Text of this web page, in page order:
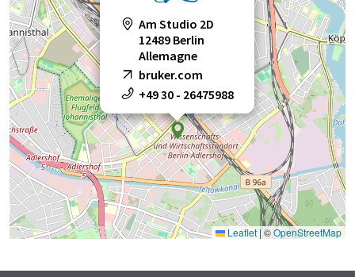
Am Studio 2D
12489 Berlin
Allemagne
bruker.com
+49 30 - 26475988
Leaflet | ©OpenStreetMap